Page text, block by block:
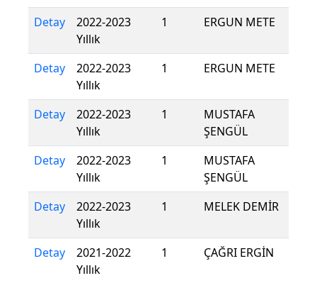
Detay
2022-2023
Yıllık
1 ERGUN METE
Detay
2022-2023
Yıllık
1 ERGUN METE
Detay
2022-2023
Yıllık
1
MUSTAFA
ŞENGÜL
Detay
2022-2023
Yıllık
1
MUSTAFA
ŞENGÜL
Detay
2022-2023
Yıllık
1 MELEK DEMİR
Detay
2021-2022
Yıllık
1 ÇAĞRI ERGİN